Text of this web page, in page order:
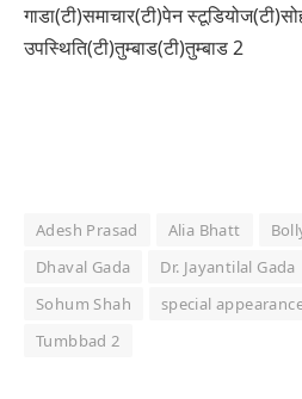
गाडा(टी)समाचार(टी)पेन
उपस्थिति(टी)तुम्बाड(टी)तुम्बाड 2
Adesh Prasad Alia Bhatt
Dhaval Gada
Dr. Jayantilal Gada
Sohum Shah
special
Tumbbad 2